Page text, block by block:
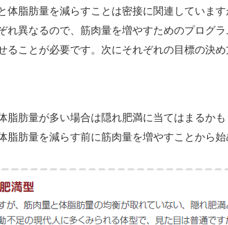
体脂肪量を減らすことは密接に関連していま
れ異なるので、筋肉量を増やすためのプログ
ことが必要です。次にそれぞれの目標の決め
肪量が多い場合は隠れ肥満に当てはまるかも
脂肪量を減らす前に筋肉量を増やすことから